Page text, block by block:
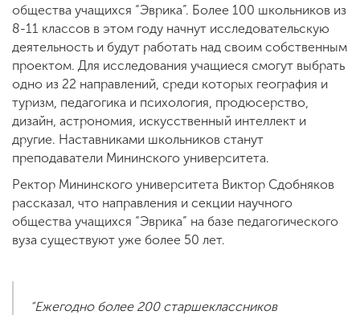
общества учащихся “Эврика”. Более 100 школьников из
8-11 классов в этом году начнут исследовательскую
деятельность и будут работать над своим собственным
проектом. Для исследования учащиеся смогут выбрать
одно из 22 направлений, среди которых география и
туризм, педагогика и психология, продюсерство,
дизайн, астрономия, искусственный интеллект и
другие. Наставниками школьников станут
преподаватели Мининского университета.
Ректор Мининского университета Виктор Сдобняков
рассказал, что направления и секции научного
общества учащихся “Эврика” на базе педагогического
вуза существуют уже более 50 лет.
“Ежегодно более 200 старшеклассников